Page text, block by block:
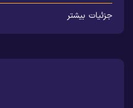
جزئیات بیشتر